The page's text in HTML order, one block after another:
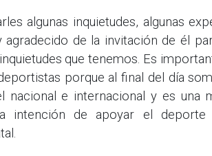
algunas inquietudes, algunas
agradecido de la invitación de él
que tenemos. Es
porque al final del día
nacional e internacional y es una
intención de apoyar el deporte